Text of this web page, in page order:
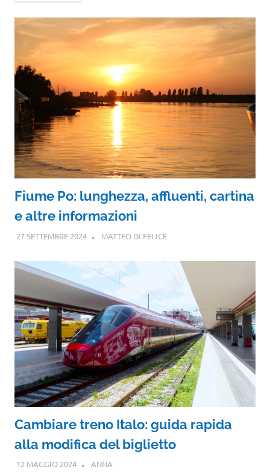
Fiume Po: lunghezza, affluenti, cartina
e altre informazioni
27 SETTEMBRE 2024 MATTEO DI FELICE
Cambiare treno Italo: guida rapida
alla modifica del biglietto
12 MAGGIO 2024 ANNA